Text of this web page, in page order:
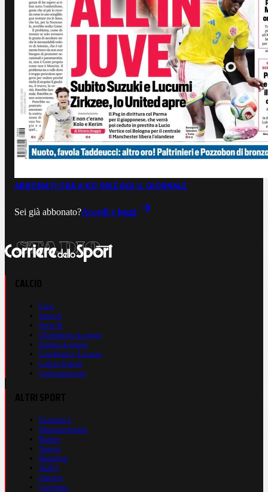
ABBONATI ORA A €0,99LEGGI IL GIORNALE
Sei già abbonato?Accedi e leggi
Live
Serie A
Serie B
Champions League
Europa League
Conference League
Calcio Estero
Calciomercato
Formula 1
Motomondiale
Basket
Tennis
Running
Volley
eSports
Ciclismo